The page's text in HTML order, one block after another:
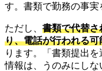
す。書類で勤務の事実
ただし、 書類で代替さ
り、電話が行われる可
ります。「書類提出
情報は、うのみにしな